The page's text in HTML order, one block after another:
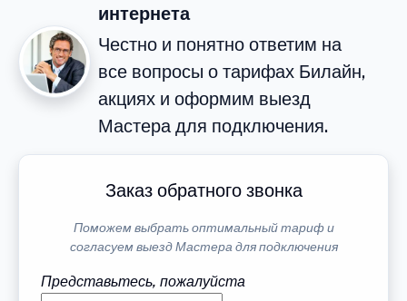
интернета
Честно и понятно ответим на
все вопросы о тарифах Билайн,
акциях и оформим выезд
Мастера для подключения.
Заказ обратного звонка
Поможем выбрать оптимальный тариф и
согласуем выезд Мастера для подключения
Представьтесь, пожалуйста